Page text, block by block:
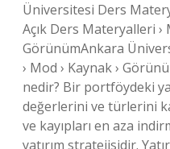
Üniversitesi Ders
Açık Ders Materyalleri ›
GörünümAnkara
› Mod › Kaynak ›
nedir? Bir portföydeki
değerlerini ve türlerini
ve kayıpları en aza
yatırım stratejisidir.